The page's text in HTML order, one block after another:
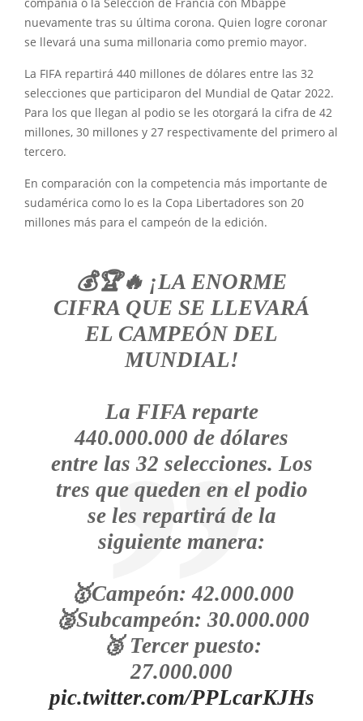
compañía o la Selección de Francia con Mbappe
nuevamente tras su última corona. Quien logre coronar
se llevará una suma millonaria como premio mayor.
La FIFA repartirá 440 millones de dólares entre las 32
selecciones que participaron del Mundial de Qatar 2022.
Para los que llegan al podio se les otorgará la cifra de 42
millones, 30 millones y 27 respectivamente del primero al
tercero.
En comparación con la competencia más importante de
sudamérica como lo es la Copa Libertadores son 20
millones más para el campeón de la edición.
💰🏆🔥 ¡LA ENORME
CIFRA QUE SE LLEVARÁ
EL CAMPEÓN DEL
MUNDIAL!
La FIFA reparte
440.000.000 de dólares
entre las 32 selecciones. Los
tres que queden en el podio
se les repartirá de la
siguiente manera:
🥇Campeón: 42.000.000
🥈Subcampeón: 30.000.000
🥉 Tercer puesto:
27.000.000
pic.twitter.com/PPLcarKJHs